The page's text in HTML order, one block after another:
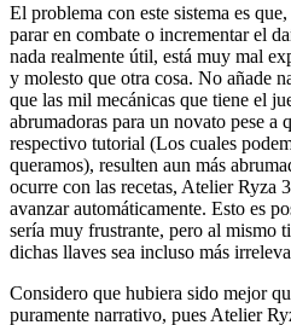
El problema con este sistema es
parar en combate o incrementar el
nada realmente útil, está muy mal
y molesto que otra cosa. No añade
que las mil mecánicas que tiene el
abrumadoras para un novato pese a
respectivo tutorial (Los cuales
queramos), resulten aun más
ocurre con las recetas, Atelier Ryza
avanzar automáticamente. Esto es
sería muy frustrante, pero al mismo
dichas llaves sea incluso más
Considero que hubiera sido mejor
puramente narrativo, pues Atelier